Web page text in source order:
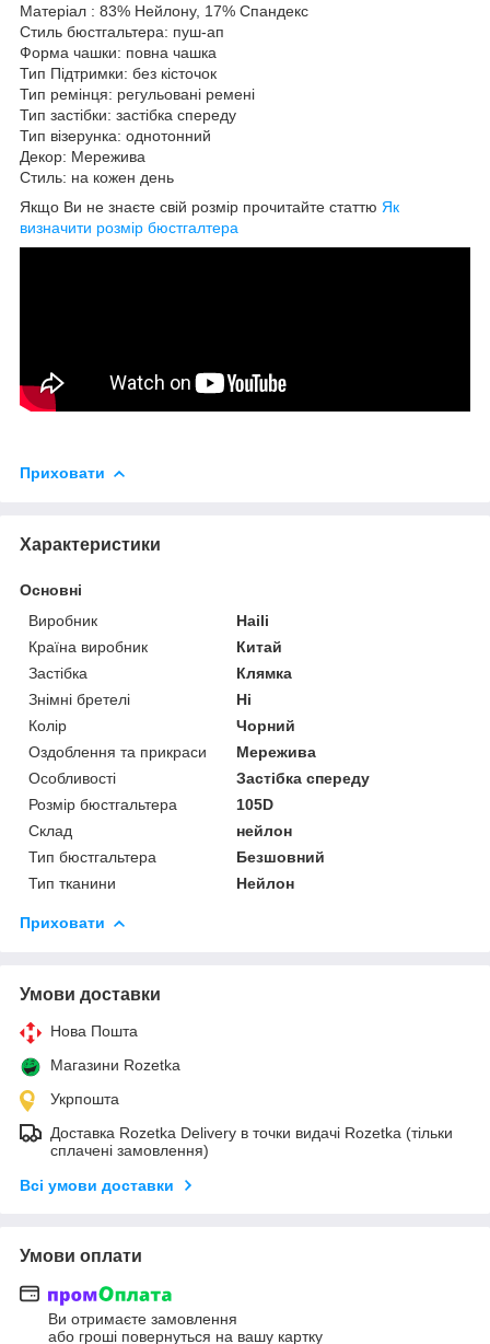
Матеріал : 83% Нейлону, 17% Спандекс
Стиль бюстгальтера: пуш-ап
Форма чашки: повна чашка
Тип Підтримки: без кісточок
Тип ремінця: регульовані ремені
Тип застібки: застібка спереду
Тип візерунка: однотонний
Декор: Мережива
Стиль: на кожен день
Якщо Ви не знаєте свій розмір прочитайте статтю Як
визначити розмір бюстгалтера
Приховати
Характеристики
Основні
Виробник
Haili
Країна виробник
Китай
Застібка
Клямка
Знімні бретелі
Ні
Колір
Чорний
Оздоблення та прикраси
Мережива
Особливості
Застібка спереду
Розмір бюстгальтера
105D
Склад
нейлон
Тип бюстгальтера
Безшовний
Тип тканини
Нейлон
Приховати
Умови доставки
Нова Пошта
Магазини Rozetka
Укрпошта
Доставка Rozetka Delivery в точки видачі Rozetka (тільки
сплачені замовлення)
Всі умови доставки
Умови оплати
Ви отримаєте замовлення
або гроші повернуться на вашу картку